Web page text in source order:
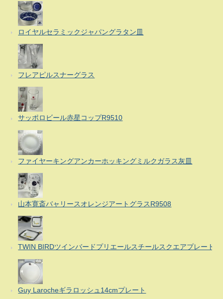
ロイヤルセラミックジャパングラタン皿
フレアピルスナーグラス
サッポロビール赤星コップR9510
ファイヤーキングアンカーホッキングミルクガラス灰皿
山本寛斎バャリースオレンジアートグラスR9508
TWIN BIRDツインバードプリエールスチールスクエアプレート
Guy Larocheギラロッシュ14cmプレート